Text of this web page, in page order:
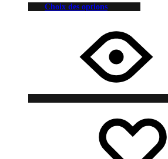
Choix des options